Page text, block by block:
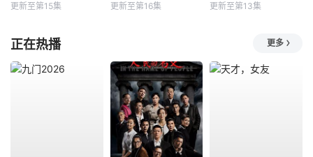
更新至第15集 更新至第16集 更新至第13集
正在热播 更多